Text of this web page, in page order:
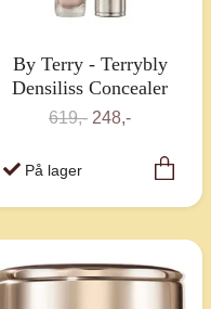
By Terry - Terrybly
Densiliss Concealer
619,- 248,-
På lager